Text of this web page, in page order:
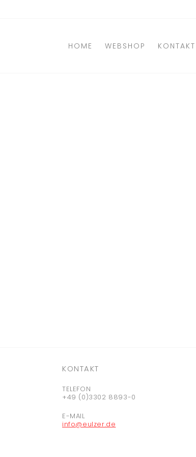
HOME WEBSHOP KONTAKT
KONTAKT
TELEFON
+49 (0)3302 8893-0
E-MAIL
info@eulzer.de